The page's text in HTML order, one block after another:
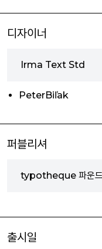
디자이너
Irma Text Std
PeterBiľak
퍼블리셔
typotheque 파운드
출시일